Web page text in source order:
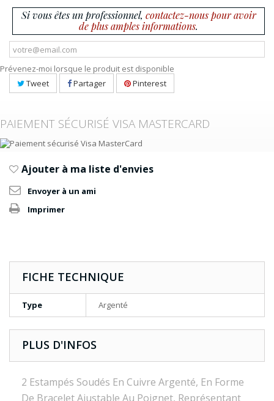
Si vous êtes un professionnel, contactez-nous pour avoir
de plus amples informations.
Prévenez-moi lorsque le produit est disponible
Tweet
Partager Pinterest
PAIEMENT SÉCURISÉ VISA MASTERCARD
Ajouter à ma liste d'envies
Envoyer à un ami
Imprimer
FICHE TECHNIQUE
Type Argenté
PLUS D'INFOS
2 Estampés Soudés En Cuivre Argenté, En Forme
De Bracelet Ajustable Au Poignet, Représentant